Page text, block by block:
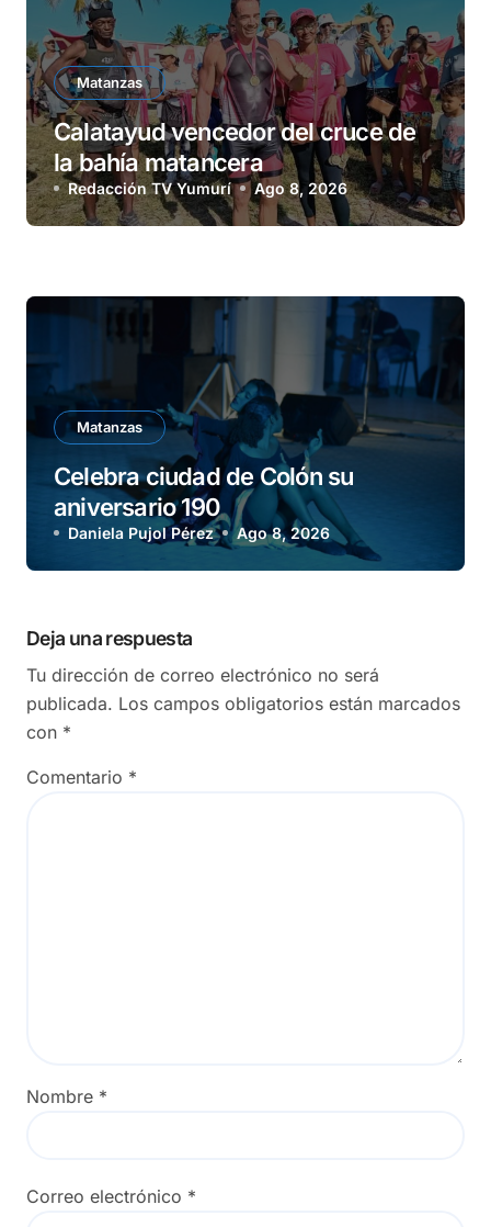
Matanzas
Calatayud vencedor del cruce de
la bahía matancera
Redacción TV Yumurí Ago 8, 2026
Matanzas
Celebra ciudad de Colón su
aniversario 190
Daniela Pujol Pérez Ago 8, 2026
Deja una respuesta
Tu dirección de correo electrónico no será
publicada. Los campos obligatorios están marcados
con *
Comentario *
Nombre *
Correo electrónico *